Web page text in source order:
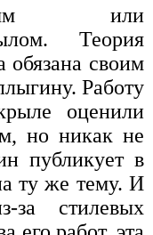
или
Теория
обязана своим
Работу
оценили
но никак не
публикует в
ту же тему. И
стилевых